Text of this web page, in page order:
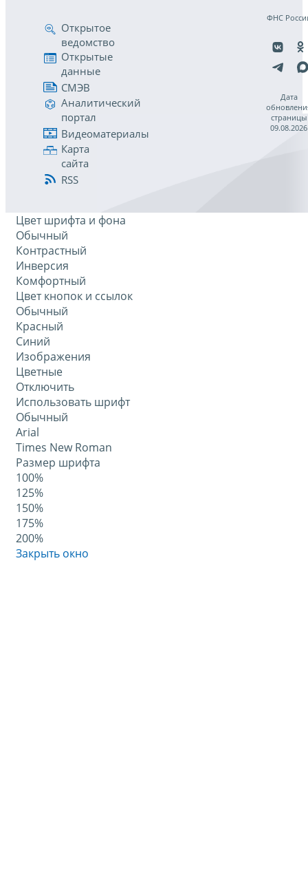
Открытое
ведомство
Открытые
данные
СМЭВ
Аналитический
портал
Видеоматериалы
Карта
сайта
RSS
ФНС
Дата
страницы
09.08.2026
Цвет шрифта и фона
Обычный
Контрастный
Инверсия
Комфортный
Цвет кнопок и ссылок
Обычный
Красный
Синий
Изображения
Цветные
Отключить
Использовать шрифт
Обычный
Arial
Times New Roman
Размер шрифта
100%
125%
150%
175%
200%
Закрыть окно